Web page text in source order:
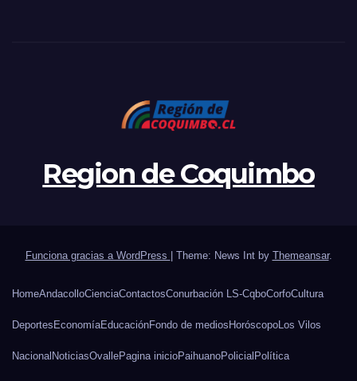
Region de Coquimbo
Funciona gracias a WordPress Theme: News Int by Themeansar.
HomeAndacolloCienciaContactosConurbación LS-CqboCorfoCultura
Deportes EconomíaEducaciónFondo de medios HoróscopoLos Vilos
Nacional NoticiasOvallePagina inicioPaihuanoPolicial Política